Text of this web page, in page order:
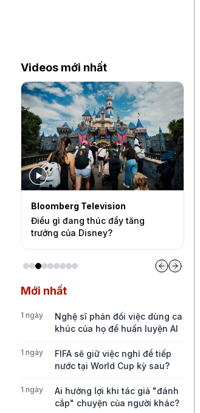
Videos mới nhất
Bloomberg Television
Điều gì đang thúc đẩy tăng
trưởng của Disney?
Mới nhất
1 ngày
Nghệ sĩ phản đối việc dùng ca
khúc của họ để huấn luyện AI
1 ngày
FIFA sẽ giữ việc nghỉ để tiếp
nước tại World Cup kỳ sau?
1 ngày
Ai hưởng lợi khi tác giả "đánh
cắp" chuyện của người khác?